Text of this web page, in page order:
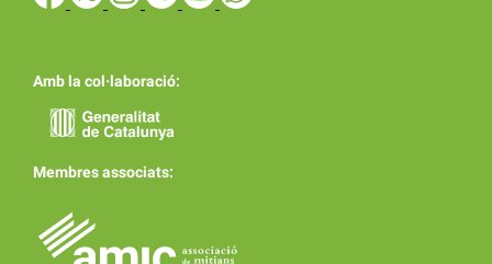
Amb la col·laboració:
Membres associats: